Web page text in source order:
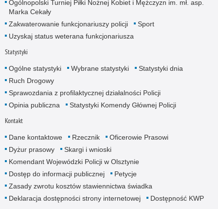
Ogólnopolski Turniej Piłki Nożnej Kobiet i Mężczyzn im. mł. asp.
Marka Cekały
Zakwaterowanie funkcjonariuszy policji
Sport
Uzyskaj status weterana funkcjonariusza
Statystyki
Ogólne statystyki Wybrane statystyki
Statystyki dnia
Ruch Drogowy
Sprawozdania z profilaktycznej działalności Policji
Opinia publiczna
Statystyki Komendy Głównej Policji
Kontakt
Dane kontaktowe Rzecznik
Oficerowie Prasowi
Dyżur prasowy
Skargi i wnioski
Komendant Wojewódzki Policji w Olsztynie
Dostęp do informacji publicznej
Petycje
Zasady zwrotu kosztów stawiennictwa świadka
Deklaracja dostępności strony internetowej
Dostępność KWP